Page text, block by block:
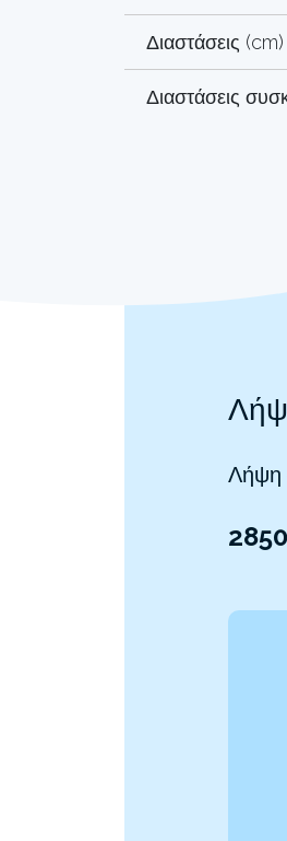
Διαστάσεις (cm)
Διαστάσεις
Λήψη